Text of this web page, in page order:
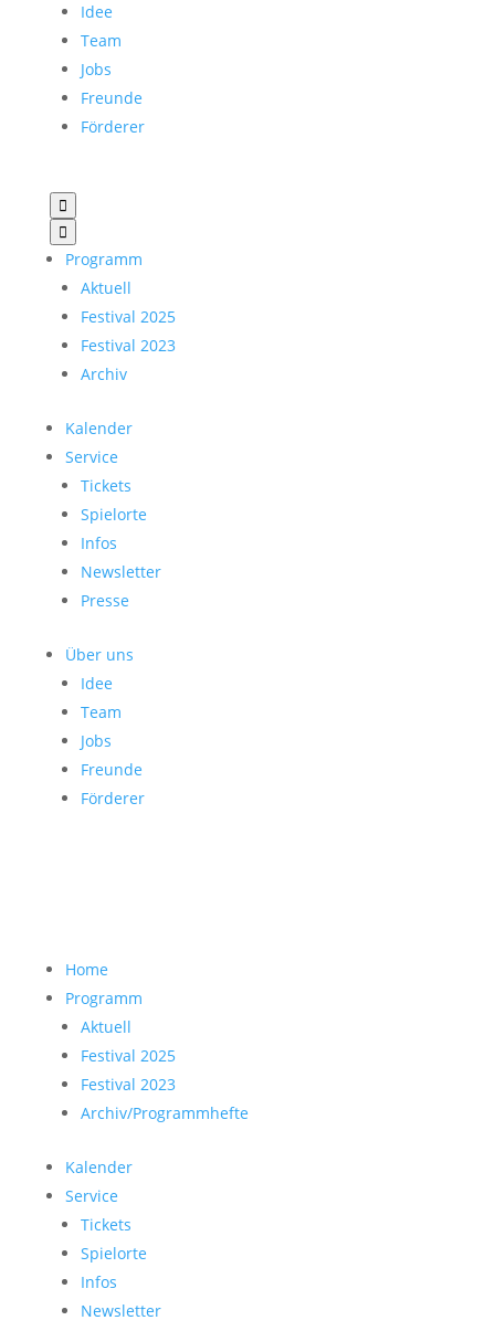
Idee
Team
Jobs
Freunde
Förderer


Programm
Aktuell
Festival 2025
Festival 2023
Archiv
Kalender
Service
Tickets
Spielorte
Infos
Newsletter
Presse
Über uns
Idee
Team
Jobs
Freunde
Förderer
Home
Programm
Aktuell
Festival 2025
Festival 2023
Archiv/Programmhefte
Kalender
Service
Tickets
Spielorte
Infos
Newsletter